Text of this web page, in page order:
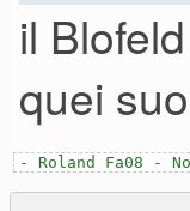
tutto....
il
quei
- Roland Fa08 -